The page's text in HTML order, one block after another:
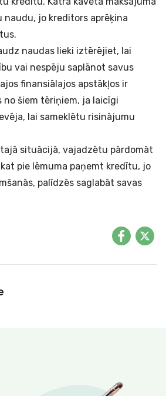
naudu, jo kreditors aprēķina
.
naudas lieki iztērējiet, lai
vai nespēju saplānot savus
finansiālajos apstākļos ir
no šiem tēriņiem, ja laicīgi
lai sameklētu risinājumu
situācijā, vajadzētu pārdomāt
pie lēmuma paņemt kredītu, jo
palīdzēs saglabāt savas